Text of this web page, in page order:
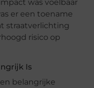
was voelbaar
er een toename
straatverlichting
risico op
Is
belangrijke